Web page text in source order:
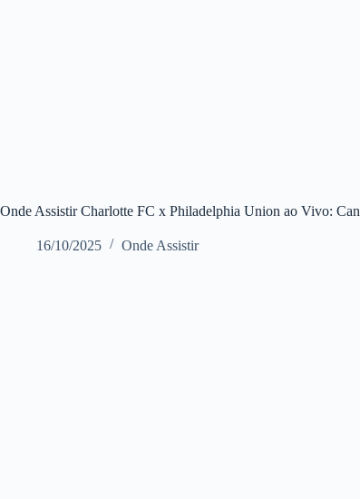
Onde Assistir Charlotte FC x Philadelphia Union ao Vivo:
16/10/2025 Onde Assistir